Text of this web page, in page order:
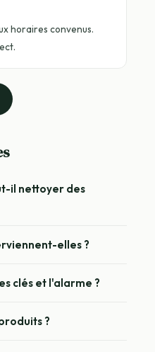
horaires convenus.
il nettoyer des
elles ?
clés et l'alarme ?
?